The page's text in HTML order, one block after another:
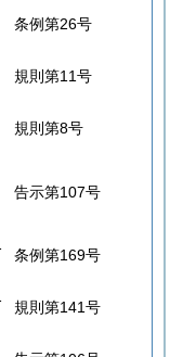
条例第26号
規則第11号
規則第8号
告示第107号
条例第169号
規則第141号